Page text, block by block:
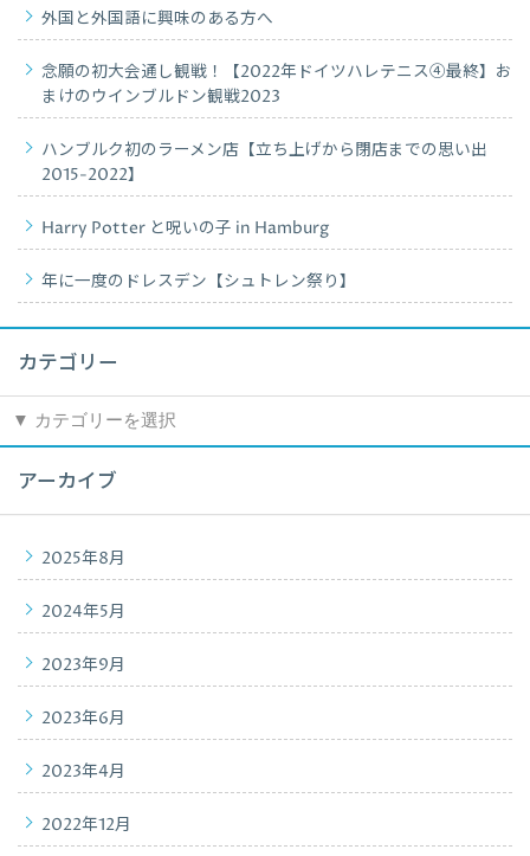
外国と外国語に興味のある方へ
念願の初大会通し観戦！【2022年ドイツハレテニス④最終】お
まけのウインブルドン観戦2023
ハンブルク初のラーメン店【立ち上げから閉店までの思い出
2015-2022】
Harry Potter と呪いの子 in Hamburg
年に一度のドレスデン【シュトレン祭り】
カテゴリー
カ
テ
アーカイブ
2025年8月
2024年5月
2023年9月
2023年6月
2023年4月
2022年12月